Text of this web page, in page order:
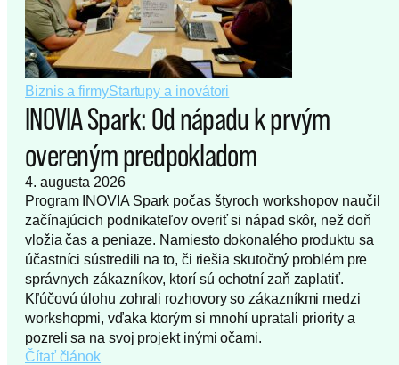
Biznis a firmyStartupy a inovátori
INOVIA Spark: Od nápadu k prvým
overeným predpokladom
4. augusta 2026
Program INOVIA Spark počas štyroch workshopov naučil
začínajúcich podnikateľov overiť si nápad skôr, než doň
vložia čas a peniaze. Namiesto dokonalého produktu sa
účastníci sústredili na to, či riešia skutočný problém pre
správnych zákazníkov, ktorí sú ochotní zaň zaplatiť.
Kľúčovú úlohu zohrali rozhovory so zákazníkmi medzi
workshopmi, vďaka ktorým si mnohí upratali priority a
pozreli sa na svoj projekt inými očami.
Čítať článok